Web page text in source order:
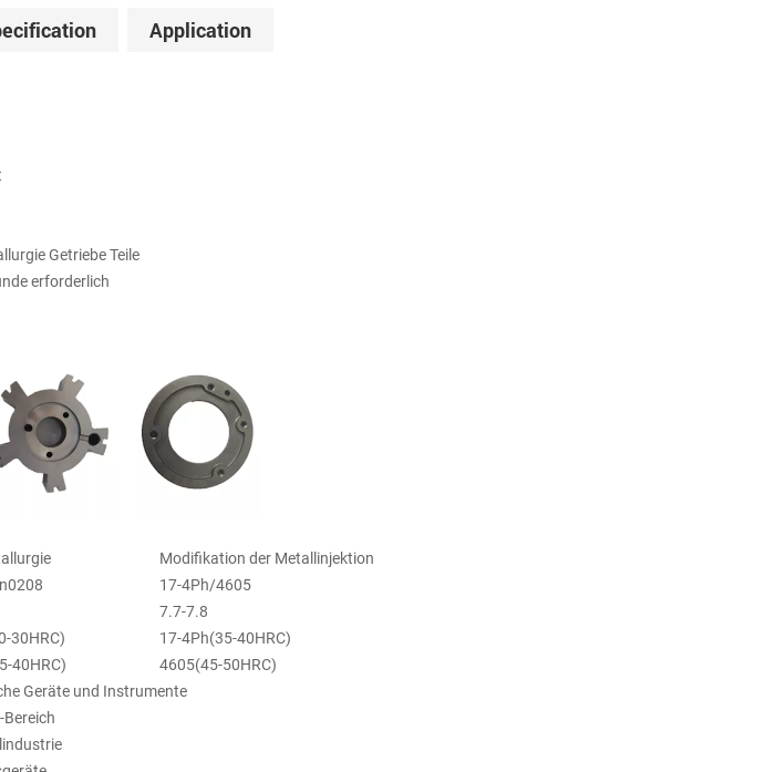
Application
Getriebe Teile
erforderlich
Modifikation der Metallinjektion
17-4Ph/4605
7.7-7.8
30HRC)
40HRC)
17-4Ph(35-40HRC)
4605(45-50HRC)
Geräte und Instrumente